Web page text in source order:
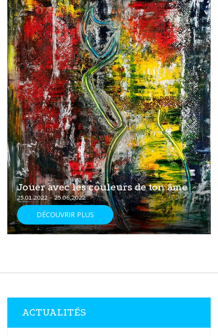
Jouer avec les couleurs de ton âme
25.01.2022 - 25.06.2022
DÉCOUVRIR PLUS
ACTUALITÉS